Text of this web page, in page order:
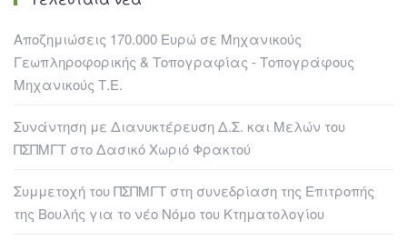
Αποζημιώσεις 170.000 Ευρώ σε Μηχανικούς
Γεωπληροφορικής & Τοπογραφίας - Τοπογράφους
Μηχανικούς Τ.Ε.
Συνάντηση με Διανυκτέρευση Δ.Σ. και Μελών του
ΠΣΠΜΓΤ στο Δασικό Χωριό Φρακτού
Συμμετοχή του ΠΣΠΜΓΤ στη συνεδρίαση της Επιτροπής
της Βουλής για το νέο Νόμο του Κτηματολογίου